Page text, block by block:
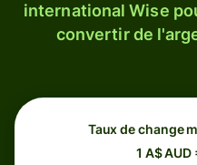
international Wise
convertir de
Taux de change
1 A$ AUD